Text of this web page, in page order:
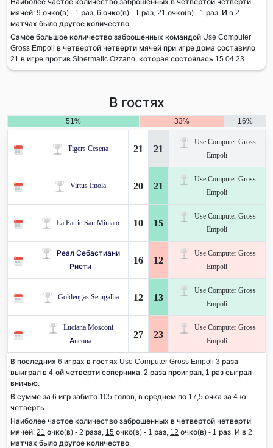
мячей: 9 очко(в) - 1 раз, 6 очко(в) - 1 раз, 21 очко(в) - 1 раз. И в 2
матчах было другое количество.
Самое большое количество заброшенных командой Use Computer
Gross Empoli в четвертой четверти мячей при игре дома составило
21 в игре против Sinermatic Ozzano, которая состоялась 15.04.23.
В гостях
51% 33% 16%
Tigers Cesena 21 21
Use Computer Gross
Empoli
Virtus Imola 20 21
Use Computer Gross
Empoli
La Patrie San Miniato 10 15
Use Computer Gross
Empoli
Реал Себастиани
Риети
16 12
Use Computer Gross
Empoli
Goldengas Senigallia 12 13
Use Computer Gross
Empoli
Luciana Mosconi
Ancona
27 23
Use Computer Gross
Empoli
В последних 6 играх в гостях Use Computer Gross Empoli 3 раза
выиграл в 4-ой четверти соперника. 2 раза проиграл, 1 раз сыграл
вничью.
В сумме за 6 игр забито 105 голов, в среднем по 17,5 очка за 4-ю
четверть.
Наиболее частое количество заброшенных в четвертой четверти
мячей: 21 очко(в) - 2 раза, 15 очко(в) - 1 раз, 12 очко(в) - 1 раз. И в 2
матчах было другое количество.